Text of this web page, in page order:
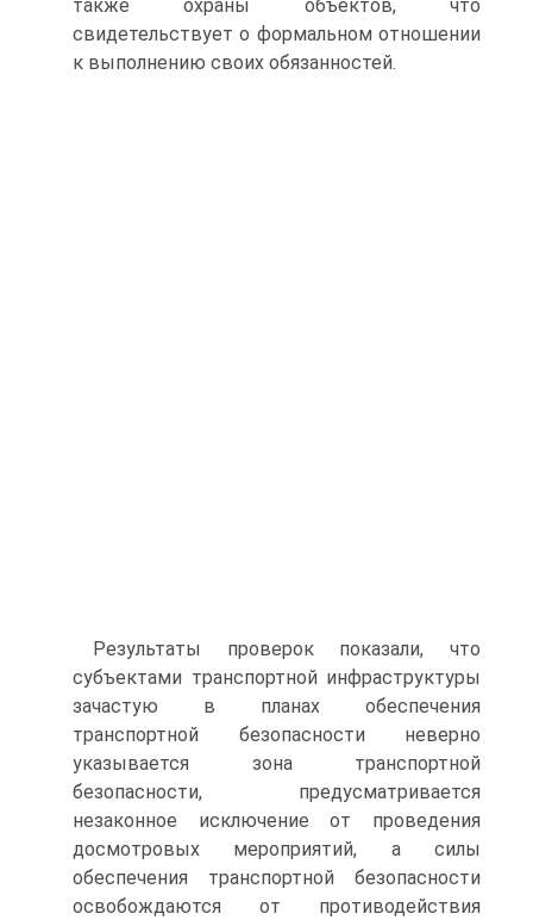
также охраны объектов, что
свидетельствует о формальном отношении
к выполнению своих обязанностей.
Результаты проверок показали, что
субъектами транспортной инфраструктуры
зачастую в планах обеспечения
транспортной безопасности неверно
указывается зона транспортной
безопасности, предусматривается
незаконное исключение от проведения
досмотровых мероприятий, а силы
обеспечения транспортной безопасности
освобождаются от противодействия